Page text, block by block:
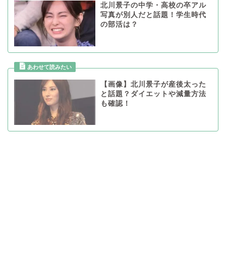
北川景子の中学・高校の卒アル
写真が別人だと話題！学生時代
の部活は？
【画像】北川景子が産後太った
と話題？ダイエットや減量方法
も確認！